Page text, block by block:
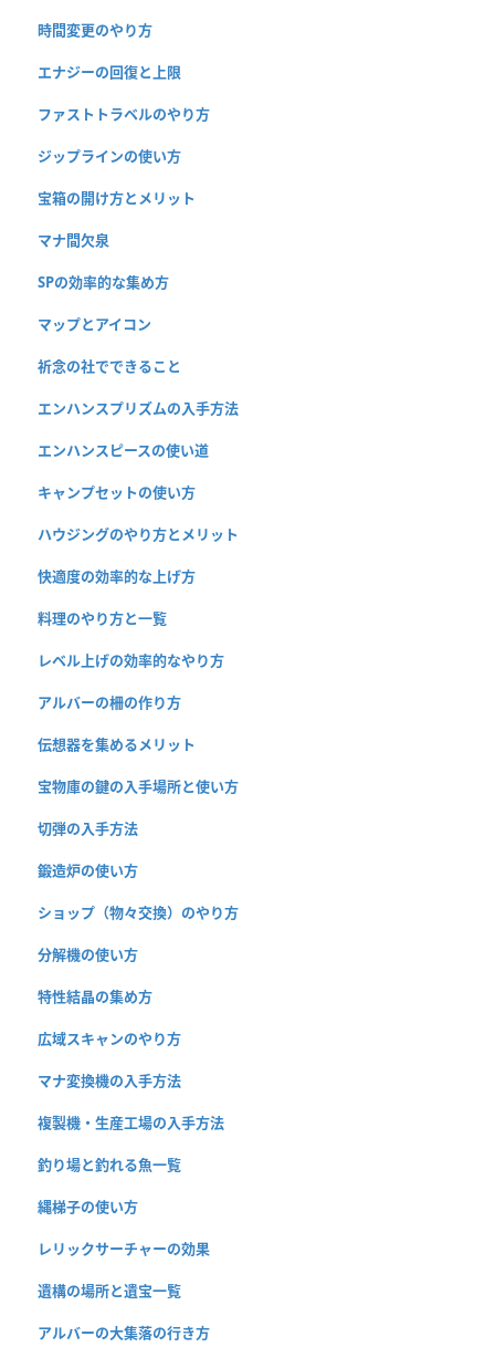
時間変更のやり方
エナジーの回復と上限
ファストトラベルのやり方
ジップラインの使い方
宝箱の開け方とメリット
マナ間欠泉
SPの効率的な集め方
マップとアイコン
祈念の社でできること
エンハンスプリズムの入手方法
エンハンスピースの使い道
キャンプセットの使い方
ハウジングのやり方とメリット
快適度の効率的な上げ方
料理のやり方と一覧
レベル上げの効率的なやり方
アルバーの柵の作り方
伝想器を集めるメリット
宝物庫の鍵の入手場所と使い方
切弾の入手方法
鍛造炉の使い方
ショップ（物々交換）のやり方
分解機の使い方
特性結晶の集め方
広域スキャンのやり方
マナ変換機の入手方法
複製機・生産工場の入手方法
釣り場と釣れる魚一覧
縄梯子の使い方
レリックサーチャーの効果
遺構の場所と遺宝一覧
アルバーの大集落の行き方